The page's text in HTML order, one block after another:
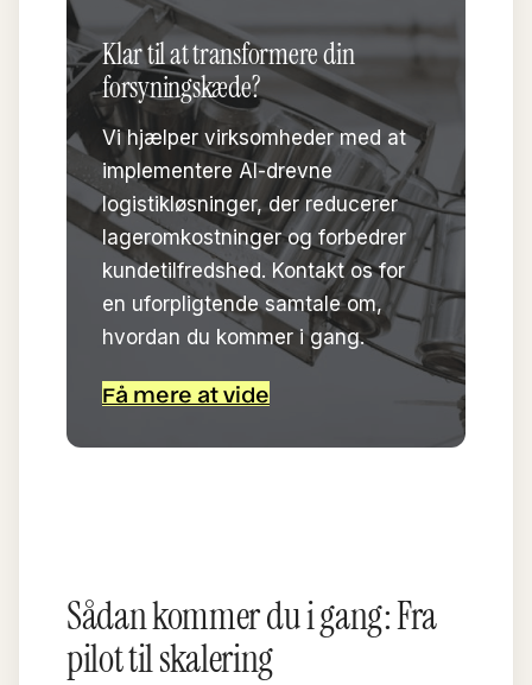
Klar til at transformere din
forsyningskæde?
Vi hjælper virksomheder med at
implementere AI-drevne
logistikløsninger, der reducerer
lageromkostninger og forbedrer
kundetilfredshed. Kontakt os for
en uforpligtende samtale om,
hvordan du kommer i gang.
Få mere at vide
Sådan kommer du i gang: Fra
pilot til skalering